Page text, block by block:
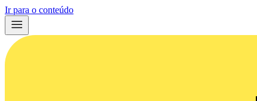
Ir para o conteúdo